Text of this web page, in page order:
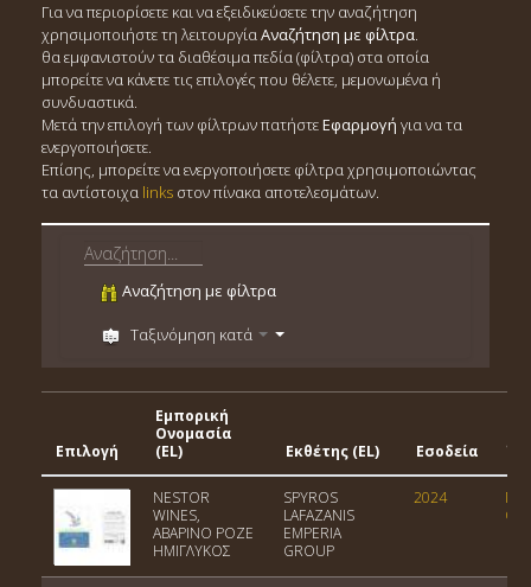
Για να περιορίσετε και να εξειδικεύσετε την αναζήτηση
χρησιμοποιήστε τη λειτουργίαΑναζήτηση με φίλτρα.
θα εμφανιστούν τα διαθέσιμα πεδία (φίλτρα) στα οποία
μπορείτε να κάνετε τις επιλογές που θέλετε, μεμονωμένα ή
συνδυαστικά.
Μετά την επιλογή των φίλτρων πατήστεΕφαρμογή για να τα
ενεργοποιήσετε.
Επίσης, μπορείτε να ενεργοποιήσετε φίλτρα χρησιμοποιώντας
τα αντίστοιχα links στον πίνακα αποτελεσμάτων.
Αναζήτηση με φίλτρα
Ταξινόμηση κατά
Επιλογή
Εμπορική
Ονομασία
(EL)
Εκθέτης (EL) Εσοδεία
NESTOR
WINES,
ΑΒΑΡΙΝΟ ΡΟΖΕ
ΗΜΙΓΛΥΚΟΣ
SPYROS
LAFAZANIS
EMPERIA
GROUP
2024